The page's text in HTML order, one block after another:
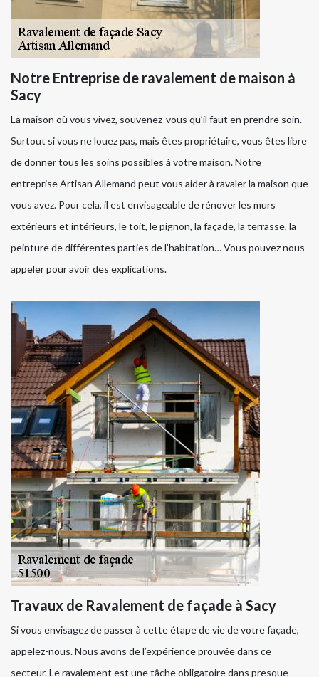
Notre Entreprise de ravalement de maison à
Sacy
La maison où vous vivez, souvenez-vous qu’il faut en prendre soin.
Surtout si vous ne louez pas, mais êtes propriétaire, vous êtes libre
de donner tous les soins possibles à votre maison. Notre
entreprise Artisan Allemand peut vous aider à ravaler la maison que
vous avez. Pour cela, il est envisageable de rénover les murs
extérieurs et intérieurs, le toit, le pignon, la façade, la terrasse, la
peinture de différentes parties de l’habitation… Vous pouvez nous
appeler pour avoir des explications.
Travaux de Ravalement de façade à Sacy
Si vous envisagez de passer à cette étape de vie de votre façade,
appelez-nous. Nous avons de l’expérience prouvée dans ce
secteur. Le ravalement est une tâche obligatoire dans presque